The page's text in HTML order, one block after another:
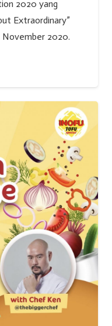
2020 yang
Extraordinary”
November 2020.